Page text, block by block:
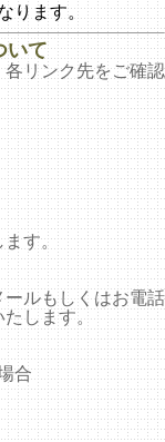
ります。
いて
リンク先をご確認
ます。
ルもしくはお電話
します。
合